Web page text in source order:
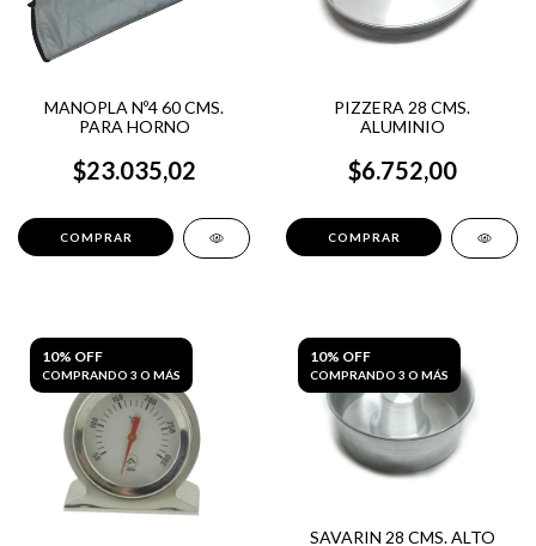
MANOPLA Nº4 60 CMS.
PARA HORNO
$23.035,02
PIZZERA 28 CMS.
ALUMINIO
$6.752,00
10% OFF
COMPRANDO 3 O MÁS
10% OFF
COMPRANDO 3 O MÁS
SAVARIN 28 CMS. ALTO